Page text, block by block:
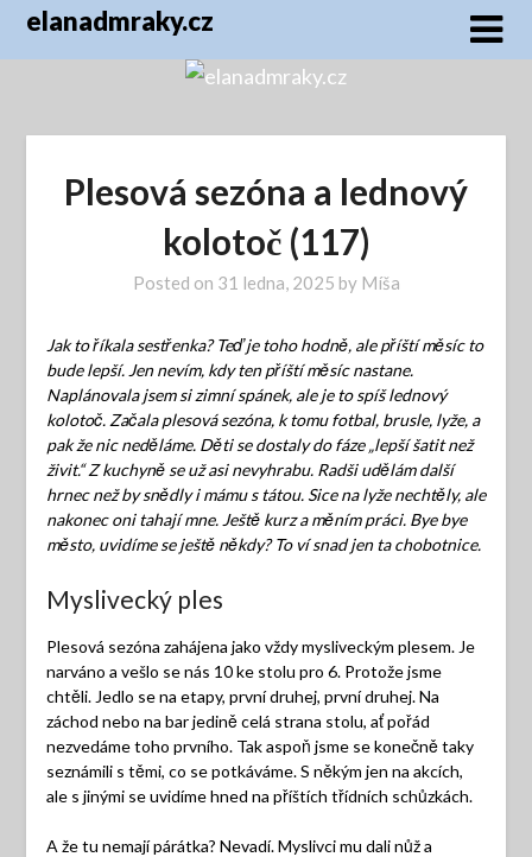
Skipelanadmraky.cz
Plesová sezóna a lednový
kolotoč (117)
Posted on 31 ledna, 2025 by Míša
Jak to říkala sestřenka? Teď je toho hodně, ale příští měsíc to
bude lepší. Jen nevím, kdy ten příští měsíc nastane.
Naplánovala jsem si zimní spánek, ale je to spíš lednový
kolotoč. Začala plesová sezóna, k tomu fotbal, brusle, lyže, a
pak že nic neděláme. Děti se dostaly do fáze „lepší šatit než
živit.“ Z kuchyně se už asi nevyhrabu. Radši udělám další
hrnec než by snědly i mámu s tátou. Sice na lyže nechtěly, ale
nakonec oni tahají mne. Ještě kurz a měním práci. Bye bye
město, uvidíme se ještě někdy? To ví snad jen ta chobotnice.
Myslivecký ples
Plesová sezóna zahájena jako vždy mysliveckým plesem. Je
narváno a vešlo se nás 10 ke stolu pro 6. Protože jsme
chtěli. Jedlo se na etapy, první druhej, první druhej. Na
záchod nebo na bar jedině celá strana stolu, ať pořád
nezvedáme toho prvního. Tak aspoň jsme se konečně taky
seznámili s těmi, co se potkáváme. S někým jen na akcích,
ale s jinými se uvidíme hned na příštích třídních schůzkách.
A že tu nemají párátka? Nevadí. Myslivci mu dali nůž a